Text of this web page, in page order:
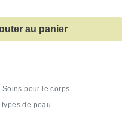
au panier
Soins pour le corps
de peau